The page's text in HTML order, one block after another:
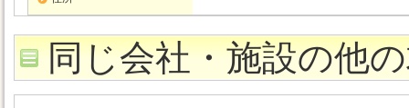
同じ会社・施設の他